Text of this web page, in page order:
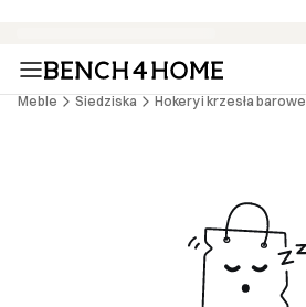
Meble Siedziska Hokery i krzesła barowe